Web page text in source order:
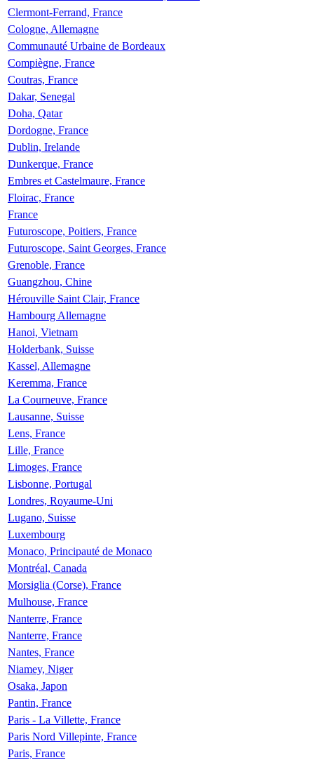
Clermont-Ferrand, France
Cologne, Allemagne
Communauté Urbaine de Bordeaux
Compiègne, France
Coutras, France
Dakar, Senegal
Doha, Qatar
Dordogne, France
Dublin, Irelande
Dunkerque, France
Embres et Castelmaure, France
Floirac, France
France
Futuroscope, Poitiers, France
Futuroscope, Saint Georges, France
Grenoble, France
Guangzhou, Chine
Hérouville Saint Clair, France
Hambourg Allemagne
Hanoi, Vietnam
Holderbank, Suisse
Kassel, Allemagne
Keremma, France
La Courneuve, France
Lausanne, Suisse
Lens, France
Lille, France
Limoges, France
Lisbonne, Portugal
Londres, Royaume-Uni
Lugano, Suisse
Luxembourg
Monaco, Principauté de Monaco
Montréal, Canada
Morsiglia (Corse), France
Mulhouse, France
Nanterre, France
Nanterre, France
Nantes, France
Niamey, Niger
Osaka, Japon
Pantin, France
Paris - La Villette, France
Paris Nord Villepinte, France
Paris, France